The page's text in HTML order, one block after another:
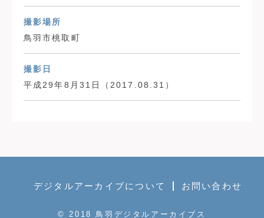
撮影場所
鳥羽市桃取町
撮影日
平成29年8月31日（2017.08.31）
デジタルアーカイブについて お問い合わせ
© 2018 鳥羽デジタルアーカイブス